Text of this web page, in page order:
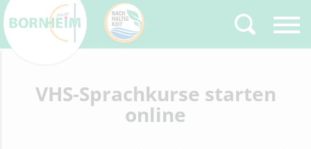
Zurück
Type 2 or more
characters for results.
VHS-Sprachkurse starten
online